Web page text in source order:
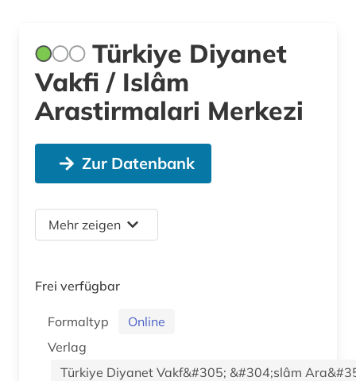
Türkiye Diyanet
Vakfi / Islâm
Arastirmalari Merkezi
Zur Datenbank
Mehr zeigen
Frei verfügbar
Formaltyp
Online
Verlag
Türkiye Diyanet Vakf&#305; &#304;slâm